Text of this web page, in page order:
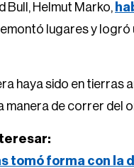
Bull, Helmut Marko,
lugares y
haya sido en
manera de correr del
tomó forma con la